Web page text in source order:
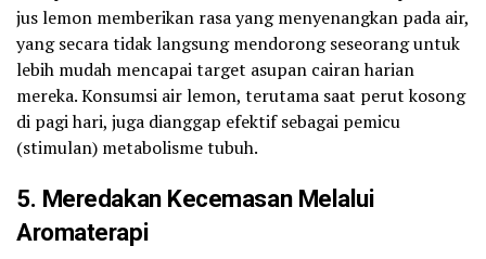
jus lemon memberikan rasa yang menyenangkan pada air,
yang secara tidak langsung mendorong seseorang untuk
lebih mudah mencapai target asupan cairan harian
mereka. Konsumsi air lemon, terutama saat perut kosong
di pagi hari, juga dianggap efektif sebagai pemicu
(stimulan) metabolisme tubuh.
5. Meredakan Kecemasan Melalui
Aromaterapi